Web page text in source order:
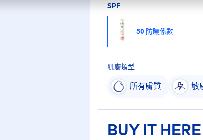
SPF
50 防曬係數
肌膚類型
所有膚質 敏
BUY IT HERE